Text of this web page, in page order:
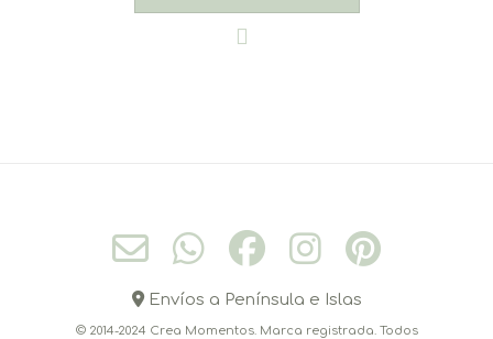
Envíos a Península e Islas
© 2014-2024 Crea Momentos. Marca registrada. Todos